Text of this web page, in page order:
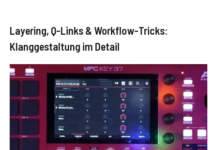
Layering, Q-Links & Workflow-Tricks:
Klanggestaltung im Detail